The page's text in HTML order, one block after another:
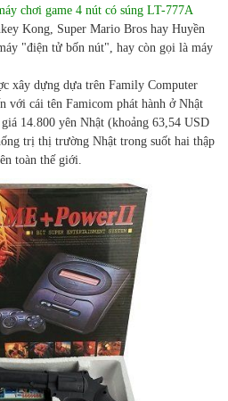
chơi game 4 nút có súng LT-777A
Kong, Super Mario Bros hay Huyền
"điện tử bốn nút", hay còn gọi là máy
xây dựng dựa trên Family Computer
với cái tên Famicom phát hành ở Nhật
14.800 yên Nhật (khoảng 63,54 USD
trị thị trường Nhật trong suốt hai thập
toàn thế giới.